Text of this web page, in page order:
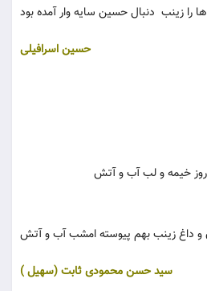
را زینب دنبال حسین سایه وار آمده بود
حسین اسرافیلی
خیمه و لب آب و آتش
و داغ زینب بهم پیوسته امشب آب و آتش
سید حسن محمودی ثابت (سهیل )